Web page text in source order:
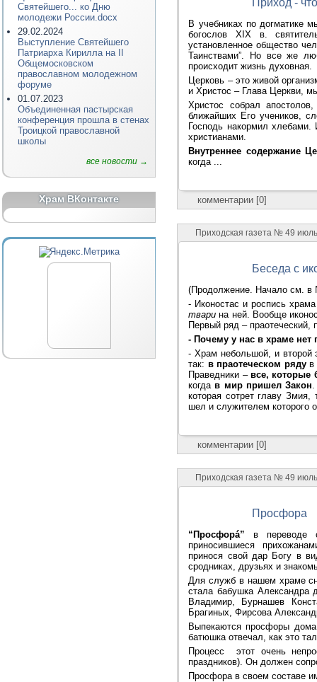
Святейшего... ко Дню
молодежи России.docx
29.02.2024
Выступление Святейшего
Патриарха Кирилла на II
Общемосковском
православном молодежном
форуме
01.07.2023
Объединенная пастырская
конференция прошла в стенах
Троицкой православной
школы
все новости →
Храм ВКонтакте
В учебниках по догматике
богослов XIX в.
установленное общество
Таинствами”. Но все же
происходит жизнь духовная.
Церковь – это живой
и Христос – Глава Церкви,
Христос собрал
ближайших Его учеников,
Господь накормил
христианами.
Внутреннее содержание
когда ...
комментарии [0]
Приходская газета № 49
Беседа с
(Продолжение. Начало см.
- Иконостас и роспись
тварина ней. Вообще
Первый ряд –
- Почему у нас в храме нет
- Храм небольшой, и второй
так: в праотеческом рядув
Праведники –все, которые
когдав мир пришел Закон
которая сотрет главу
шел и служителем которого
комментарии [0]
Приходская газета № 49
Просфора
“Просфорá” в переводе
приносившиеся
принося свой дар Богу в
сродниках, друзьях и
Для служб в нашем храме
стала бабушка
Владимир, Бурнашев
Брагиных, Фирсова
Выпекаются просфоры
батюшка отвечал, как это
Процесс этот очень
праздников). Он должен
Просфора в своем составе